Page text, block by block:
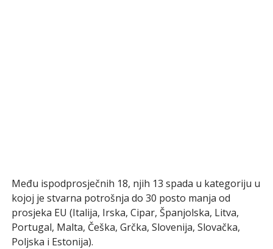
Među ispodprosječnih 18, njih 13 spada u kategoriju u
kojoj je stvarna potrošnja do 30 posto manja od
prosjeka EU (Italija, Irska, Cipar, Španjolska, Litva,
Portugal, Malta, Češka, Grčka, Slovenija, Slovačka,
Poljska i Estonija).